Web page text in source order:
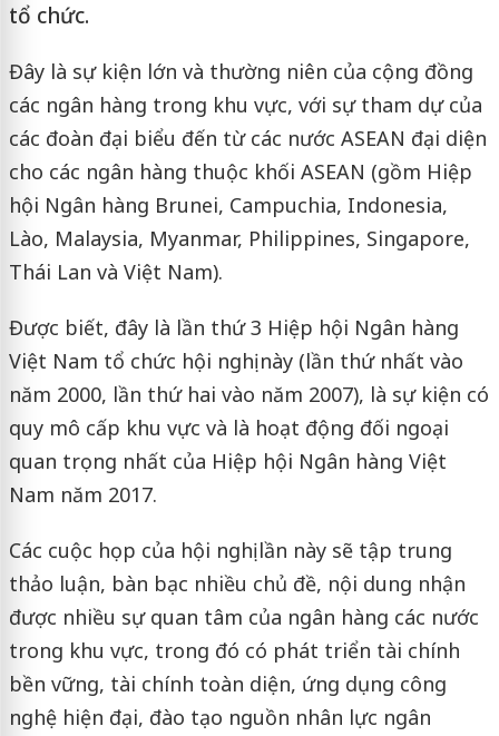
tổ chức.
Đây là sự kiện lớn và thường niên của cộng đồng
các ngân hàng trong khu vực, với sự tham dự của
các đoàn đại biểu đến từ các nước ASEAN đại diện
cho các ngân hàng thuộc khối ASEAN (gồm Hiệp
hội Ngân hàng Brunei, Campuchia, Indonesia,
Lào, Malaysia, Myanmar, Philippines, Singapore,
Thái Lan và Việt Nam).
Được biết, đây là lần thứ 3 Hiệp hội Ngân hàng
Việt Nam tổ chức hội nghị này (lần thứ nhất vào
năm 2000, lần thứ hai vào năm 2007), là sự kiện có
quy mô cấp khu vực và là hoạt động đối ngoại
quan trọng nhất của Hiệp hội Ngân hàng Việt
Nam năm 2017.
Các cuộc họp của hội nghị lần này sẽ tập trung
thảo luận, bàn bạc nhiều chủ đề, nội dung nhận
được nhiều sự quan tâm của ngân hàng các nước
trong khu vực, trong đó có phát triển tài chính
bền vững, tài chính toàn diện, ứng dụng công
nghệ hiện đại, đào tạo nguồn nhân lực ngân